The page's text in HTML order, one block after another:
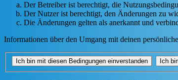
Der Betreiber ist berechtigt, die
Der Nutzer ist berechtigt, den Änderungen zu
Die Änderungen gelten als anerkannt und
Informationen über den Umgang mit deinen